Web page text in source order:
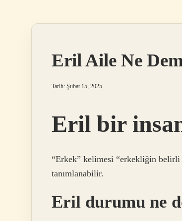
Eril Aile Ne
Tarih: Şubat 15, 2025
Eril bir
“Erkek” kelimesi “erkekliğin
tanımlanabilir.
Eril durumu ne